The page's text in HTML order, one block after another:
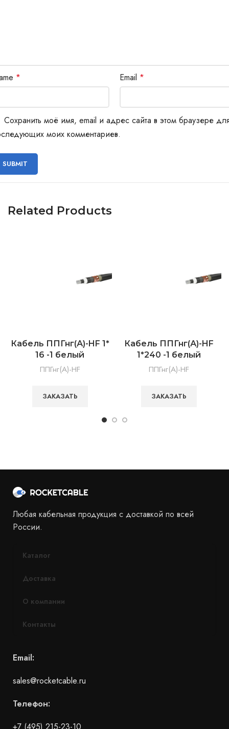
* Email *
Сохранить моё имя, email и адрес сайта в этом браузере
моих комментариев.
Related Products
Кабель ППГнг(А)-HF 1*
16 -1 белый
ППГнг(А)-HF
ЗАКАЗАТЬ
Кабель ППГнг(А)-HF
1*240 -1 белый
ППГнг(А)-HF
ЗАКАЗАТЬ
Любая кабельная продукция с доставкой по всей
России.
Каталог
Доставка
О компании
Контакты
Email:
sales@rocketcable.ru
Телефон:
+7 (495) 215-23-10